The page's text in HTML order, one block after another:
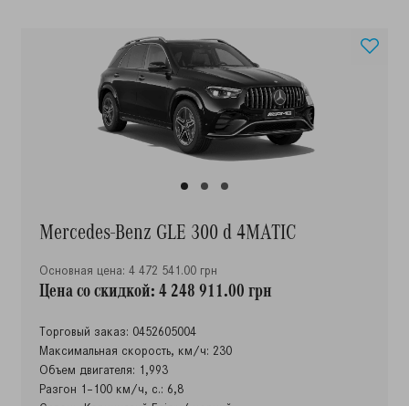
Mercedes-Benz GLE 300 d 4MATIC
Основная цена: 4 472 541.00 грн
Цена со скидкой: 4 248 911.00 грн
Торговый заказ: 0452605004
Максимальная скорость, км/ч: 230
Объем двигателя: 1,993
Разгон 1–100 км/ч, с.: 6,8